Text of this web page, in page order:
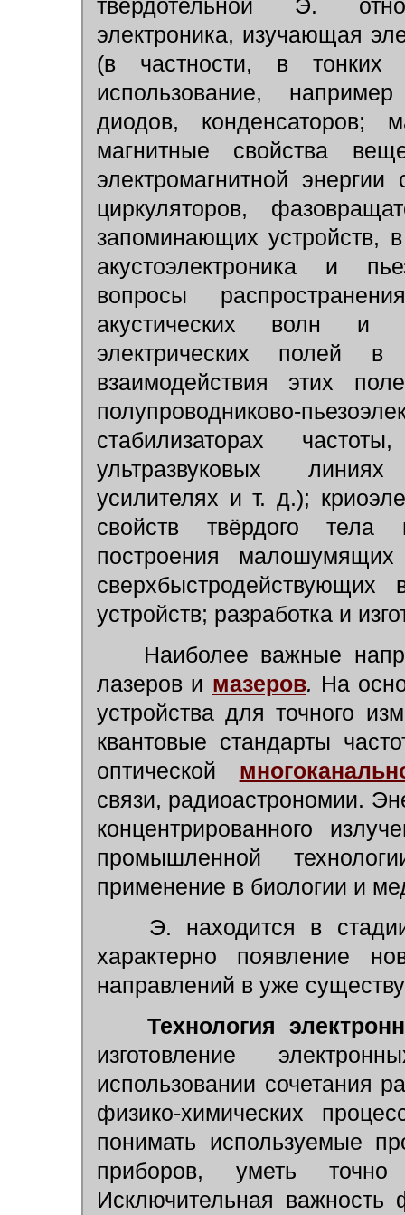
твердотельной Э.
электроника, изучающая
(в частности, в тонких
использование,
диодов, конденсаторов;
магнитные свойства
электромагнитной
циркуляторов,
запоминающих устройств,
акустоэлектроника и
вопросы
акустических волн и
электрических полей в
взаимодействия этих
полупроводниково-
стабилизаторах
ультразвуковых
усилителях и т. д.);
свойств твёрдого
построения
устройств; разработка и
Наиболее важные
лазеров и мазеров. На
устройства для точного
квантовые стандарты
оптической
связи, радиоастрономии.
концентрированного
промышленной
применение в биологии и
Э. находится в
характерно появление
направлений в уже
Технология
изготовление
использовании сочетания
физико-химических
понимать используемые
приборов, уметь
Исключительная важность